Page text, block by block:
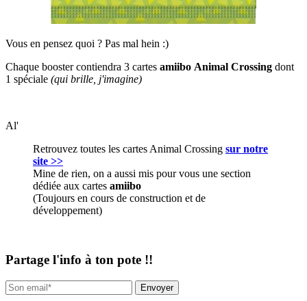
Vous en pensez quoi ? Pas mal hein :)
Chaque booster contiendra 3 cartes amiibo Animal Crossing dont
1 spéciale (qui brille, j'imagine)
Al'
Retrouvez toutes les cartes Animal Crossing sur notre
site >>
Mine de rien, on a aussi mis pour vous une section
dédiée aux cartes amiibo
(Toujours en cours de construction et de
développement)
Partage l'info à ton pote !!
Envoyer